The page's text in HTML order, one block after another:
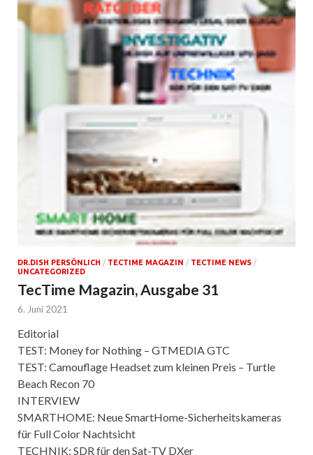
DR.DISH PERSÖNLICH / TECTIME MAGAZIN / TECTIME NEWS /
UNCATEGORIZED
TecTime Magazin, Ausgabe 31
6. Juni 2021
Editorial
TEST: Money for Nothing – GTMEDIA GTC
TEST: Camouflage Headset zum kleinen Preis – Turtle
Beach Recon 70
INTERVIEW
SMARTHOME: Neue SmartHome-Sicherheitskameras
für Full Color Nachtsicht
TECHNIK: SDR für den Sat-TV DXer